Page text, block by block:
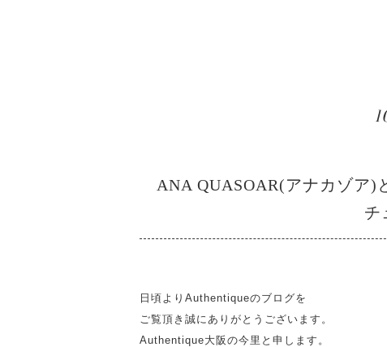
ANA QUASOAR(アナカゾア
チ
日頃よりAuthentiqueのブログを
ご覧頂き誠にありがとうございます。
Authentique大阪の今里と申します。